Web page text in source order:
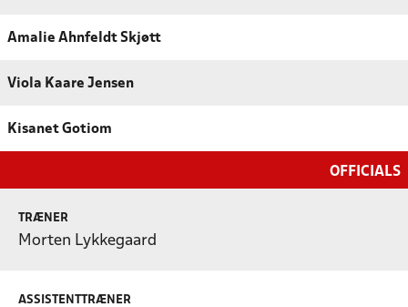
Amalie Ahnfeldt Skjøtt
Viola Kaare Jensen
Kisanet Gotiom
OFFICIALS
TRÆNER
Morten Lykkegaard
ASSISTENTTRÆNER